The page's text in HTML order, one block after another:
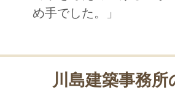
め手でした。」
川島建築事務所